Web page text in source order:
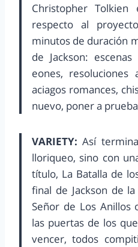
Christopher
respecto al
minutos de duración
de Jackson:
eones, resoluciones
aciagos romances,
nuevo, poner a
VARIETY:Así
lloriqueo, sino con
título, La Batalla de
final de Jackson de
Señor de Los Anillos
las puertas de los
vencer, todos